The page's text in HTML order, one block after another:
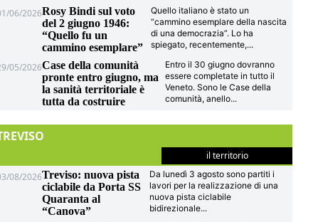
06/2026Rosy Bindi sul voto
del 2 giugno 1946:
“Quello fu un
cammino esemplare”
Quello italiano è stato un
“cammino esemplare della nascita
di una democrazia”. Lo ha
spiegato, recentemente,...
05/2026Case della comunità
pronte entro giugno, ma
la sanità territoriale è
tutta da costruire
Entro il 30 giugno dovranno
essere completate in tutto il
Veneto. Sono le Case della
comunità, anello...
il territorio
08/2026Treviso: nuova pista
ciclabile da Porta SS
Quaranta al
“Canova”
Da lunedì 3 agosto sono partiti i
lavori per la realizzazione di una
nuova pista ciclabile
bidirezionale...